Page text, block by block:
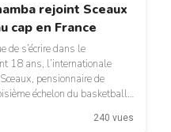
rejoint Sceaux
cap en France
de s’écrire dans le
18 ans, l’internationale
pensionnaire de
échelon du basketball
Espoirs avec les
à l’issue de la saison
240 vues